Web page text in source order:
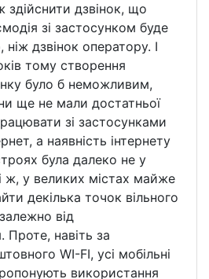
здійснити дзвінок, що
зі застосунком буде
дзвінок оператору. І
тому створення
було б неможливим,
ще не мали достатньої
зі застосунками
а наявність інтернету
була далеко не у
ж, у великих містах майже
декілька точок вільного
від
Проте, навіть за
WI-FI, усі мобільні
використання